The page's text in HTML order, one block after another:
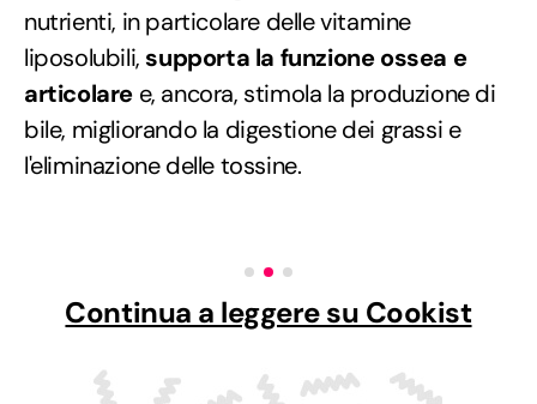
nutrienti, in particolare delle vitamine
liposolubili, supporta la funzione ossea e
articolare e, ancora, stimola la produzione di
bile, migliorando la digestione dei grassi e
l'eliminazione delle tossine.
Continua a leggere su Cookist